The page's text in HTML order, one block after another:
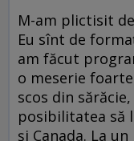
M-am plictisit
Eu sînt de
am făcut
o meserie
scos din
posibilitatea să
şi Canada. La